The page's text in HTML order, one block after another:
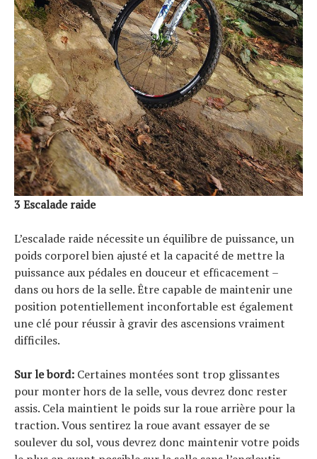
3 Escalade raide
L’escalade raide nécessite un équilibre de puissance, un
poids corporel bien ajusté et la capacité de mettre la
puissance aux pédales en douceur et efﬁcacement –
dans ou hors de la selle. Être capable de maintenir une
position potentiellement inconfortable est également
une clé pour réussir à gravir des ascensions vraiment
difficiles.
Sur le bord: Certaines montées sont trop glissantes
pour monter hors de la selle, vous devrez donc rester
assis. Cela maintient le poids sur la roue arrière pour la
traction. Vous sentirez la roue avant essayer de se
soulever du sol, vous devrez donc maintenir votre poids